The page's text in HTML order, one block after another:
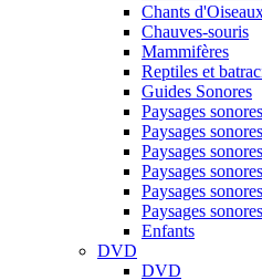
Chants
Chauves-souris
Mammifères
Reptiles et
Guides Sonores
Paysages
Paysages
Paysages
Paysages
Paysages
Paysages
Enfants
DVD
DVD